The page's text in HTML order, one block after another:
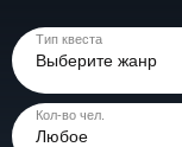
Тип квеста
Выберите жанр
Кол-во чел.
Любое